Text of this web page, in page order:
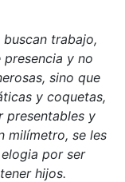
buscan trabajo,
y no
sino que
y coquetas,
presentables y
milímetro, se les
por ser
hijos.